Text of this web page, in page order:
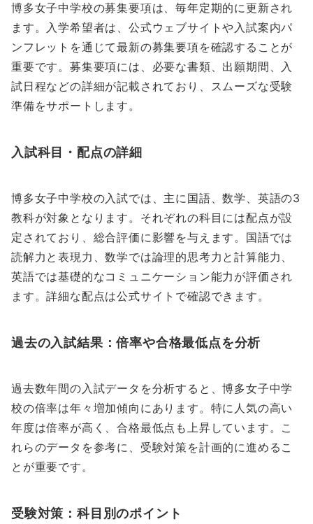
博多女子中学校の募集要項は、毎年定期的に更新され
ます。入学希望者は、公式ウェブサイトや入試案内パ
ンフレットを通じて最新の募集要項を確認することが
重要です。募集要項には、必要な書類、出願期間、入
試日程などの詳細が記載されており、スムーズな受験
準備をサポートします。
入試科目・配点の詳細
博多女子中学校の入試では、主に国語、数学、英語の3
教科が対象となります。それぞれの科目には配点が設
定されており、総合評価に影響を与えます。国語では
読解力と表現力、数学では論理的思考力と計算能力、
英語では基礎的なコミュニケーション能力が評価され
ます。詳細な配点は公式サイトで確認できます。
過去の入試結果：倍率や合格最低点を分析
過去数年間の入試データを分析すると、博多女子中学
校の倍率は年々増加傾向にあります。特に人気の高い
年度は倍率が高く、合格最低点も上昇しています。こ
れらのデータを参考に、受験対策を計画的に進めるこ
とが重要です。
受験対策：科目別のポイント